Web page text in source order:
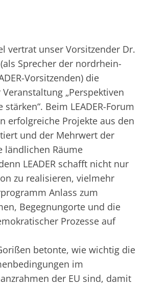
vertrat unser Vorsitzender Dr.
Sprecher der nordrhein-
Vorsitzenden) die
„Perspektiven
Beim LEADER-Forum
erfolgreiche Projekte aus den
und der Mehrwert der
ländlichen Räume
LEADER schafft nicht nur
zu realisieren, vielmehr
Anlass zum
Begegnungorte und die
Prozesse auf
betonte, wie wichtig die
im
der EU sind, damit